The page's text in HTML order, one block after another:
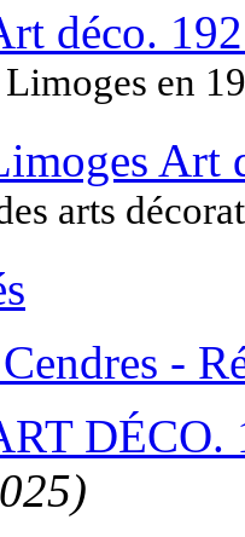
déco.
en
Art
arts
-